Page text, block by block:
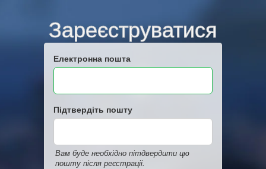
Зареєструватися
Електронна пошта
Підтвердіть пошту
Вам буде необхідно пітдвердити цю
пошту після реєстраціі.